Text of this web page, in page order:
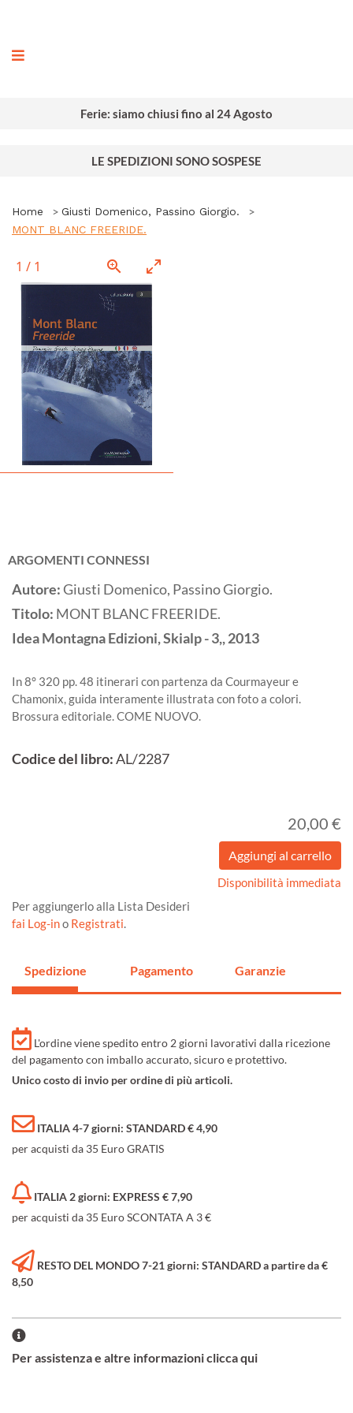
Ferie: siamo chiusi fino al 24 Agosto
LE SPEDIZIONI SONO SOSPESE
Home
Giusti Domenico, Passino Giorgio.
MONT BLANC FREERIDE.
1 / 1
ARGOMENTI CONNESSI
Autore:Giusti Domenico, Passino Giorgio.
Titolo: MONT BLANC FREERIDE.
Idea Montagna Edizioni, Skialp - 3,,2013
In 8° 320 pp. 48 itinerari con partenza da Courmayeur e
Chamonix, guida interamente illustrata con foto a colori.
Brossura editoriale. COME NUOVO.
Codice del libro:AL/2287
20,00 €
Disponibilità immediata
Per aggiungerlo alla Lista Desideri
fai Log-ino Registrati.
Spedizione Pagamento Garanzie
L'ordine viene spedito entro 2 giorni lavorativi dalla ricezione
del pagamento con imballo accurato, sicuro e protettivo.
Unico costo di invio per ordine di più articoli.
ITALIA 4-7 giorni: STANDARD € 4,90
per acquisti da 35 Euro GRATIS
ITALIA 2 giorni: EXPRESS € 7,90
per acquisti da 35 Euro SCONTATA A 3 €
RESTO DEL MONDO 7-21 giorni: STANDARD a partire da €
8,50
Per assistenza e altre informazioni clicca qui